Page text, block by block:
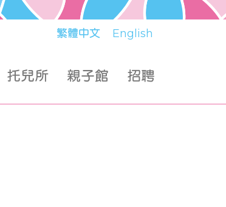
繁體中文 English
托兒所 親子館 招聘